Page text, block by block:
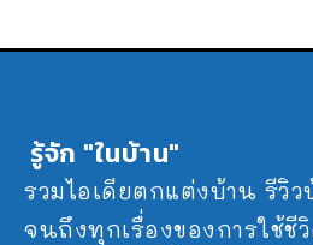
รู้จัก "ในบ้าน"
รวมไอเดียตกแต่งบ้าน รีวิ
จนถึงทุกเรื่องของการใช้